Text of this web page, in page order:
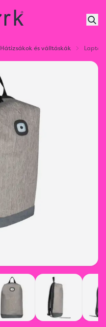
Hátizsákok és válltáskák Laptop